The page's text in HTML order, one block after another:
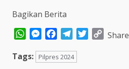
Bagikan Berita
WhatsAppMessenger
FacebookTelegram
TwitterCopy
Share
Tags:
Pilpres 2024